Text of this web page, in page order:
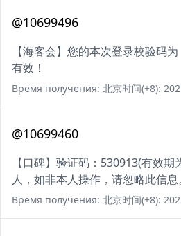
@10699496
【海客会】您的本次登录校验码
有效！
Время получения: 北京时间(+8):
@10699460
【口碑】验证码：530913(有效
人，如非本人操作，请忽略此信息。
Время получения: 北京时间(+8):